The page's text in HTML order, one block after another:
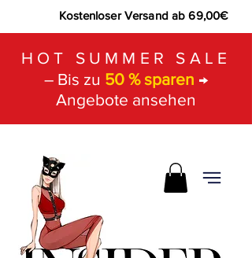
Kostenloser Versand ab 69,00€
HOT SUMMER SALE
– Bis zu 50 % sparen →
Angebote ansehen